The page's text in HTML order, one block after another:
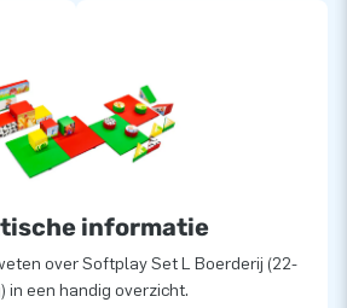
informatie
over Softplay Set L Boerderij (22-
in een handig overzicht.